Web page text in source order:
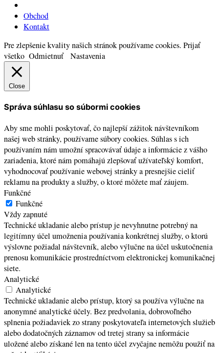
Obchod
Kontakt
Pre zlepšenie kvality našich stránok používame cookies. Prijať
všetko Odmietnuť Nastavenia
Close
Správa súhlasu so súbormi cookies
Aby sme mohli poskytovať, čo najlepší zážitok návštevníkom
našej web stránky, používame súbory cookies. Súhlas s ich
používaním nám umožní spracovávať údaje a informácie z vášho
zariadenia, ktoré nám pomáhajú zlepšovať užívateľský komfort,
vyhodnocovať používanie webovej stránky a presnejšie cieliť
reklamu na produkty a služby, o ktoré môžete mať záujem.
Funkčné
Funkčné
Vždy zapnuté
Technické ukladanie alebo prístup je nevyhnutne potrebný na
legitímny účel umožnenia používania konkrétnej služby, o ktorú
výslovne požiadal návštevník, alebo výlučne na účel uskutočnenia
prenosu komunikácie prostredníctvom elektronickej komunikačnej
siete.
Analytické
Analytické
Technické ukladanie alebo prístup, ktorý sa používa výlučne na
anonymné analytické účely. Bez predvolania, dobrovoľného
splnenia požiadaviek zo strany poskytovateľa internetových služieb
alebo dodatočných záznamov od tretej strany sa informácie
uložené alebo získané len na tento účel zvyčajne nemôžu použiť na